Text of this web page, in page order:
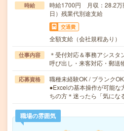
時給
時給1700円 月収：28.2万
日）残業代別途支給
交通費
全額支給（会社規程あり）
仕事内容
＊受付対応＆事務アシス
呼び出し・来客対応・郵
応募資格
職種未経験OK / ブランク
●Excelの基本操作が可能
ちの方＊迷ったら「気に
職場の雰囲気